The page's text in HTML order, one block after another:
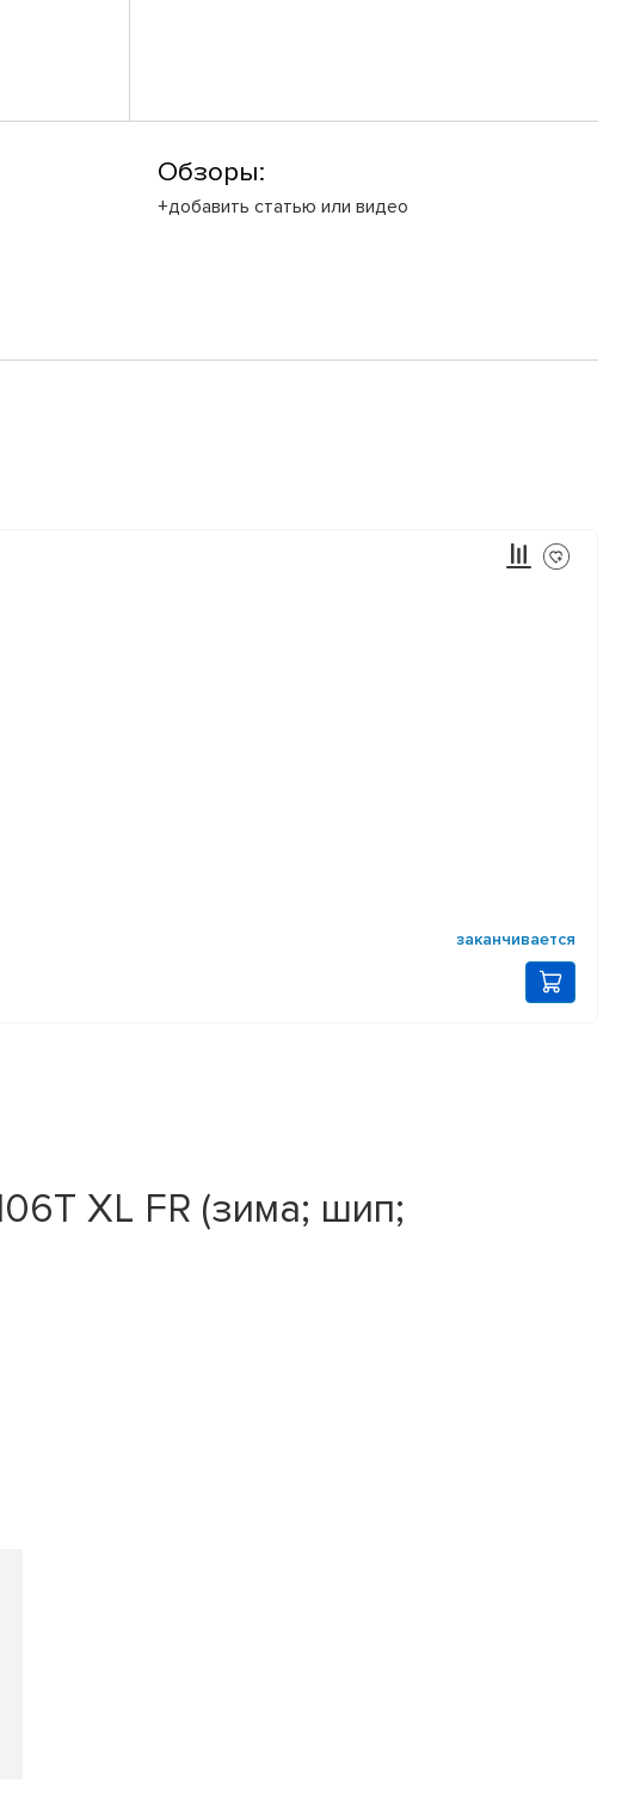
Обзоры:
+добавить статью или видео
заканчивается
XL FR (зима; шип;